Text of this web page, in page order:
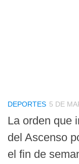
DEPORTES 5 DE
La orden que
del Ascenso
el fin de